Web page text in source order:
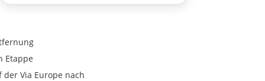
Debrecen
Rumänien Ost
Oradea
Etappe
der Via Europe nach